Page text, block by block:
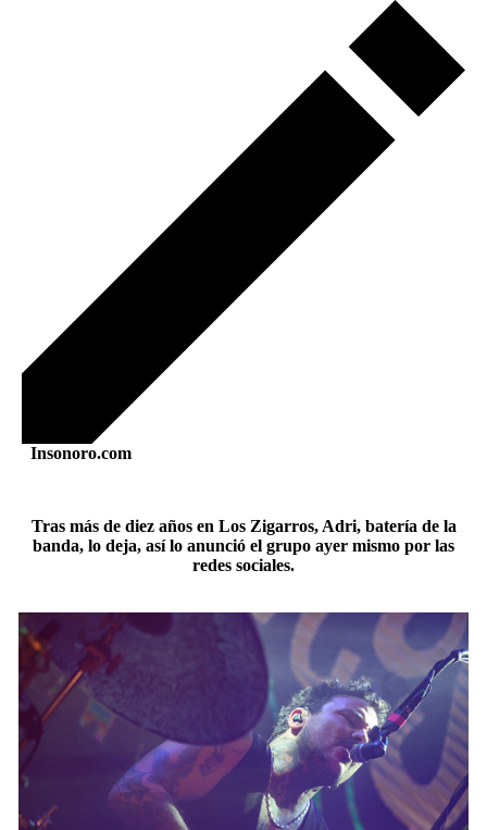
Insonoro.com
Tras más de diez años en Los Zigarros, Adri, batería de la
banda, lo deja, así lo anunció el grupo ayer mismo por las
redes sociales.